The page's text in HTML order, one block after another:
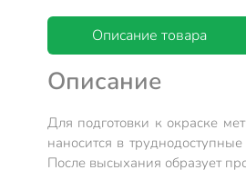
Описание товара
Описание
Для подготовки к окраске
наносится в
После высыхания образует